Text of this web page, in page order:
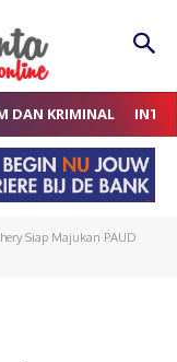
DAN KRIMINAL
Siap Majukan PAUD